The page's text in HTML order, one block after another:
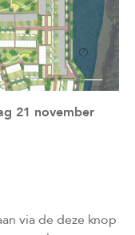
21 november
via de deze knop